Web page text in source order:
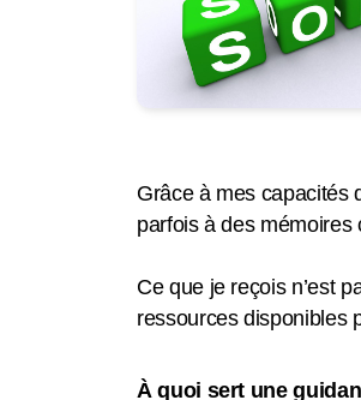
Grâce à mes capacités
parfois à des mémoires
Ce que je reçois n’est
ressources disponibles
À quoi sert une